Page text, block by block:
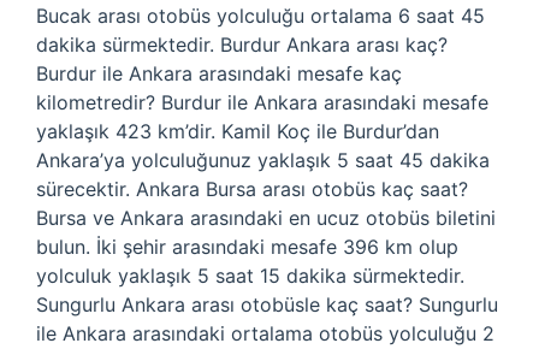
Bucak arası otobüs yolculuğu ortalama 6 saat 45
dakika sürmektedir. Burdur Ankara arası kaç?
Burdur ile Ankara arasındaki mesafe kaç
kilometredir? Burdur ile Ankara arasındaki mesafe
yaklaşık 423 km’dir. Kamil Koç ile Burdur’dan
Ankara’ya yolculuğunuz yaklaşık 5 saat 45 dakika
sürecektir. Ankara Bursa arası otobüs kaç saat?
Bursa ve Ankara arasındaki en ucuz otobüs biletini
bulun. İki şehir arasındaki mesafe 396 km olup
yolculuk yaklaşık 5 saat 15 dakika sürmektedir.
Sungurlu Ankara arası otobüsle kaç saat? Sungurlu
ile Ankara arasındaki ortalama otobüs yolculuğu 2